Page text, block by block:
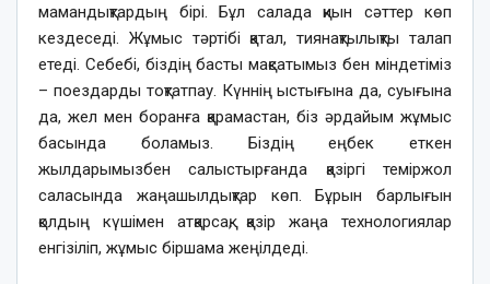
мамандықтардың бірі. Бұл салада қиын сәттер көп
кездеседі. Жұмыс тәртібі қатал, тиянақтылықты талап
етеді. Себебі, біздің басты мақсатымыз бен міндетіміз
– поездарды тоқтатпау. Күннің ыстығына да, суығына
да, жел мен боранға қарамастан, біз әрдайым жұмыс
басында боламыз. Біздің еңбек еткен
жылдарымызбен салыстырғанда қазіргі теміржол
саласында жаңашылдықтар көп. Бұрын барлығын
қолдың күшімен атқарсақ, қазір жаңа технологиялар
енгізіліп, жұмыс біршама жеңілдеді.